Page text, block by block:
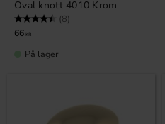
Oval knott 4010 Krom
Karakter: (8)
66 KR
På lager